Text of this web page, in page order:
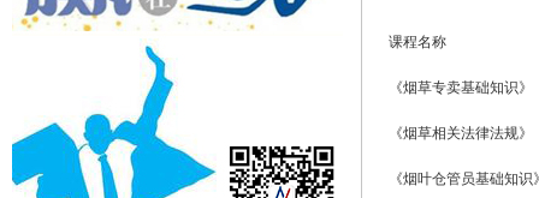
课程名称
《烟草专卖基础知识》
《烟草相关法律法规》
《烟叶仓管员基础知识》